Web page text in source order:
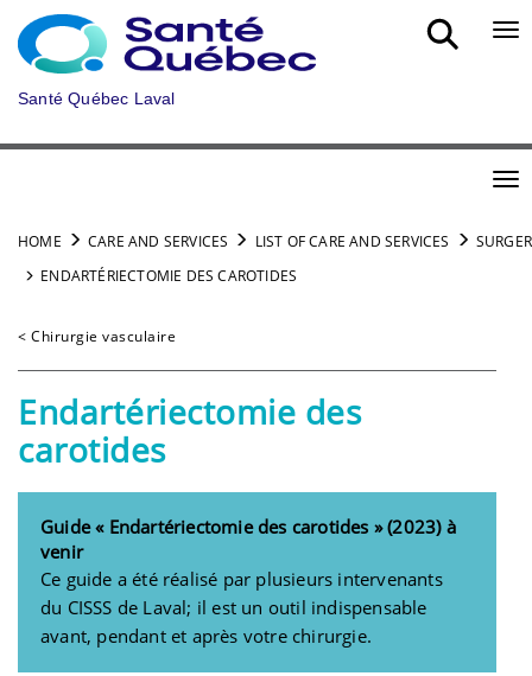
Skip to main content
Santé Québec Laval
HOME CARE AND SERVICES LIST OF CARE AND SERVICES
ENDARTÉRIECTOMIE DES CAROTIDES
< Chirurgie vasculaire
Endartériectomie des
carotides
Guide « Endartériectomie des carotides » (2023) à
venir
Ce guide a été réalisé par plusieurs intervenants
du CISSS de Laval; il est un outil indispensable
avant, pendant et après votre chirurgie.